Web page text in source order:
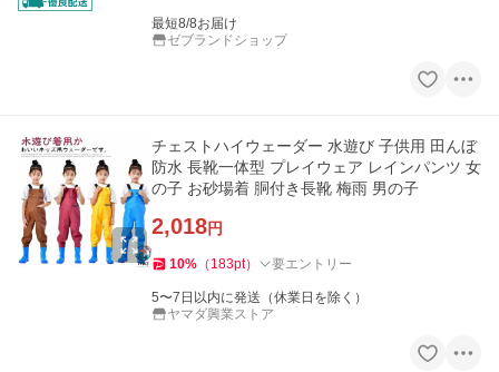
最短8/8お届け
ゼブランドショップ
チェストハイウェーダー 水遊び 子供用 田んぼ
防水 長靴一体型 プレイウェア レインパンツ 女
の子 お砂場着 胴付き長靴 梅雨 男の子
2,018円
10% （ 183pt） 要エントリー
5〜7日以内に発送（休業日を除く）
ヤマダ興業ストア